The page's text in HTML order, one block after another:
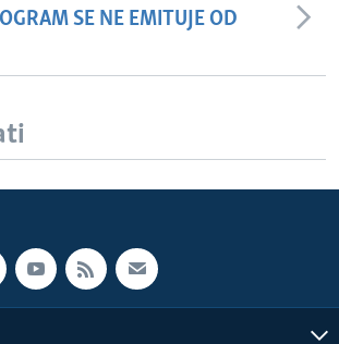
SE NE EMITUJE OD